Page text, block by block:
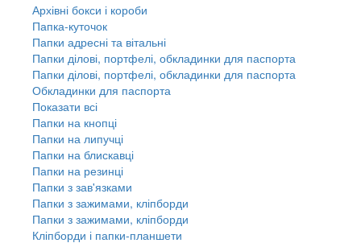
Архівні бокси і короби
Папка-куточок
Папки адресні та вітальні
Папки ділові, портфелі, обкладинки для паспорта
Папки ділові, портфелі, обкладинки для паспорта
Обкладинки для паспорта
Показати всі
Папки на кнопці
Папки на липучці
Папки на блискавці
Папки на резинці
Папки з зав'язками
Папки з зажимами, кліпборди
Папки з зажимами, кліпборди
Кліпборди і папки-планшети